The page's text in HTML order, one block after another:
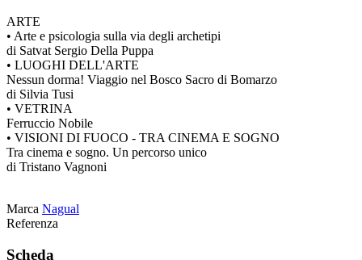
ARTE
• Arte e psicologia sulla via degli archetipi
di Satvat Sergio Della Puppa
• LUOGHI DELL'ARTE
Nessun dorma! Viaggio nel Bosco Sacro di Bomarzo
di Silvia Tusi
• VETRINA
Ferruccio Nobile
• VISIONI DI FUOCO - TRA CINEMA E SOGNO
Tra cinema e sogno. Un percorso unico
di Tristano Vagnoni
Marca Nagual
Referenza
Scheda